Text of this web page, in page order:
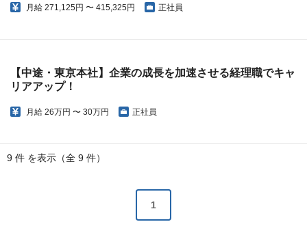
月給 271,125円 〜 415,325円 正社員
【中途・東京本社】企業の成長を加速させる経理職でキャ
リアアップ！
月給 26万円 〜 30万円 正社員
9 件 を表示（全 9 件）
1